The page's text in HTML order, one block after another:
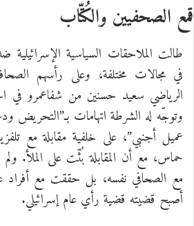
قمع الصحفيين والكُتّاب
في مجالات مختلفة، وعلى رأسهم
الرياضي سعيد حسنين من شفاعمرو في
وتوجّه له الشرطة اتهامات بـ”التحريض
عميل أجنبي”، على خلفية مقابلة مع
حماس، مع أن المقابلة بُثّت على الملأ.
مع الصحافي نفسه، بل حققت مع أفراد
أصبح قضيته قضية رأي عام إسرائيلي.